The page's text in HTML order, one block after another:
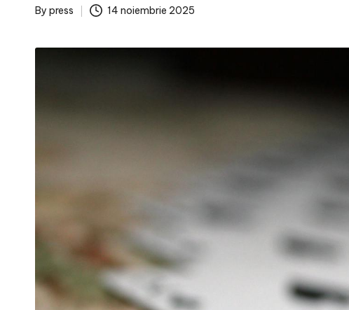
Posted
By press 14 noiembrie 2025